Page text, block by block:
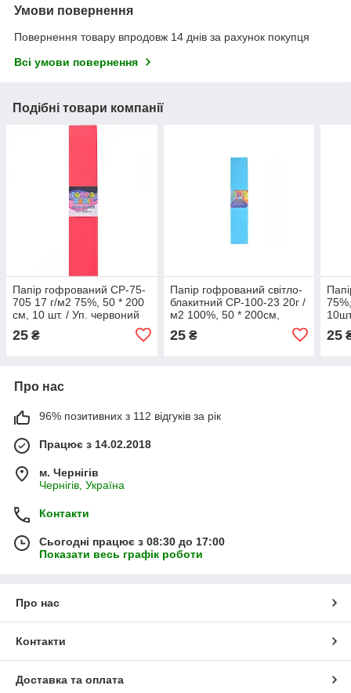
Умови повернення
Повернення товару впродовж 14 днів за рахунок покупця
Всі умови повернення
Подібні товари компанії
Папір гофрований СР-75-
705 17 г/м2 75%, 50 * 200
см, 10 шт. / Уп. червоний
25 ₴
Папір гофрований світло-
блакитний CP-100-23 20г /
м2 100%, 50 * 200см,
25₴ 25
Про нас
96% позитивних з 112 відгуків за рік
Працює з 14.02.2018
м. Чернігів
Чернігів, Україна
Контакти
Сьогодні працює з 08:30 до 17:00
Показати весь графік роботи
Про нас
Контакти
Доставка та оплата